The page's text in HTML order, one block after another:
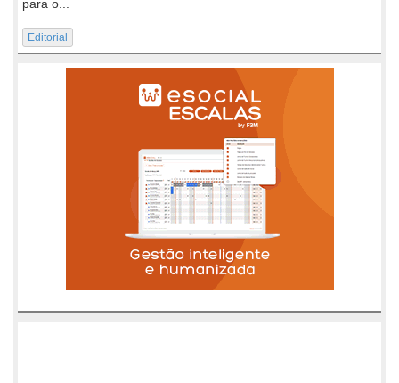
para o...
Editorial